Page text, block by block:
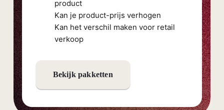
product
Kan je product-prijs verhogen
Kan het verschil maken voor retail
verkoop
Bekijk pakketten